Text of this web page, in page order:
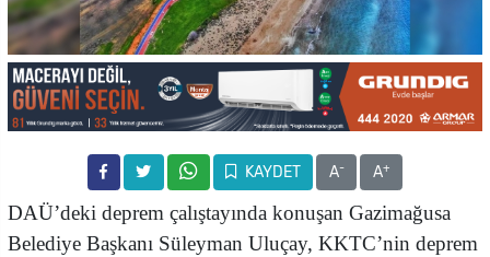
KAYDET A- A+
DAÜ’deki deprem çalıştayında konuşan Gazimağusa
Belediye Başkanı Süleyman Uluçay, KKTC’nin deprem